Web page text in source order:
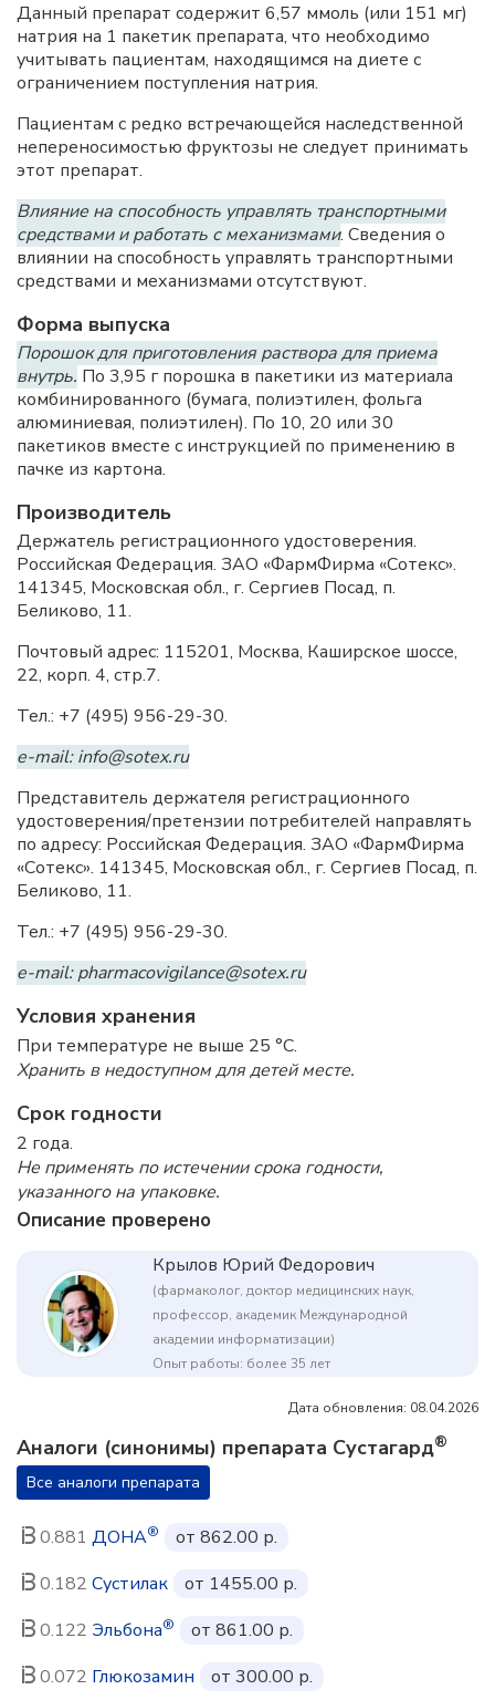
Данный препарат содержит 6,57 ммоль (или 151 мг)
натрия на 1 пакетик препарата, что необходимо
учитывать пациентам, находящимся на диете с
ограничением поступления натрия.
Пациентам с редко встречающейся наследственной
непереносимостью фруктозы не следует принимать
этот препарат.
Влияние на способность управлять транспортными
средствами и работать с механизмами. Сведения о
влиянии на способность управлять транспортными
средствами и механизмами отсутствуют.
Форма выпуска
Порошок для приготовления раствора для приема
внутрь. По 3,95 г порошка в пакетики из материала
комбинированного (бумага, полиэтилен, фольга
алюминиевая, полиэтилен). По 10, 20 или 30
пакетиков вместе с инструкцией по применению в
пачке из картона.
Производитель
Держатель регистрационного удостоверения.
Российская Федерация. ЗАО «ФармФирма «Сотекс».
141345, Московская обл., г. Сергиев Посад, п.
Беликово, 11.
Почтовый адрес: 115201, Москва, Каширское шоссе,
22, корп. 4, стр.7.
Тел.: +7 (495) 956-29-30.
e-mail: info@sotex.ru
Представитель держателя регистрационного
удостоверения/претензии потребителей направлять
по адресу: Российская Федерация. ЗАО «ФармФирма
«Сотекс». 141345, Московская обл., г. Сергиев Посад, п.
Беликово, 11.
Тел.: +7 (495) 956-29-30.
e-mail: pharmacovigilance@sotex.ru
Условия хранения
При температуре не выше 25 °C.
Хранить в недоступном для детей месте.
Срок годности
2 года.
Не применять по истечении срока годности,
указанного на упаковке.
Описание проверено
Крылов Юрий Федорович
(фармаколог, доктор медицинских наук,
профессор, академик Международной
академии информатизации)
Опыт работы: более 35 лет
Дата обновления: 08.04.2026
Аналоги (синонимы) препарата Сустагард®
Все аналоги препарата
0.881 ДОНА®
от 862.00 р.
0.182 Сустилак
от 1455.00 р.
0.122 Эльбона®
от 861.00 р.
0.072 Глюкозамин от 300.00 р.